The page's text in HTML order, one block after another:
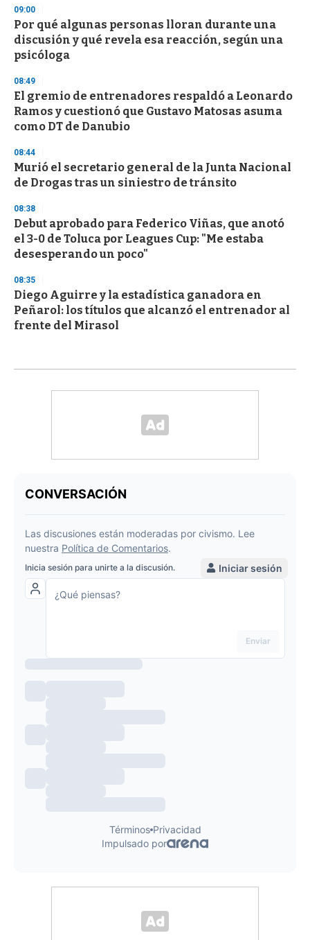
09:00
Por qué algunas personas lloran durante una
discusión y qué revela esa reacción, según una
psicóloga
08:49
El gremio de entrenadores respaldó a Leonardo
Ramos y cuestionó que Gustavo Matosas asuma
como DT de Danubio
08:44
Murió el secretario general de la Junta Nacional
de Drogas tras un siniestro de tránsito
08:38
Debut aprobado para Federico Viñas, que anotó
el 3-0 de Toluca por Leagues Cup: "Me estaba
desesperando un poco"
08:35
Diego Aguirre y la estadística ganadora en
Peñarol: los títulos que alcanzó el entrenador al
frente del Mirasol